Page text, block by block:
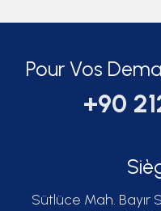
Pour Vos
+90
Sütlüce Mah. Bayır